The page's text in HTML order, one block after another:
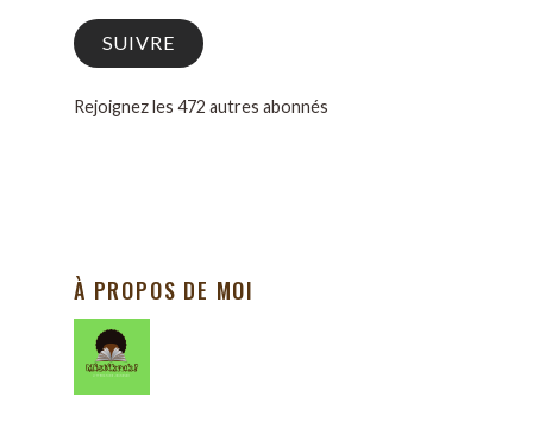
SUIVRE
Rejoignez les 472 autres abonnés
À PROPOS DE MOI